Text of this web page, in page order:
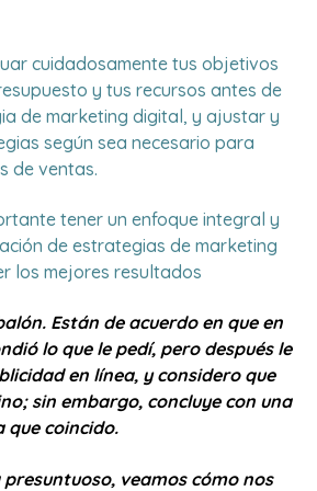
cuidadosamente tus objetivos
y tus recursos antes de
de marketing digital, y ajustar y
según sea necesario para
de ventas.
tener un enfoque integral y
de estrategias de marketing
los mejores resultados
Están de acuerdo en que en
lo que le pedí, pero después le
en línea, y considero que
sin embargo, concluye con una
que coincido.
presuntuoso, veamos cómo nos